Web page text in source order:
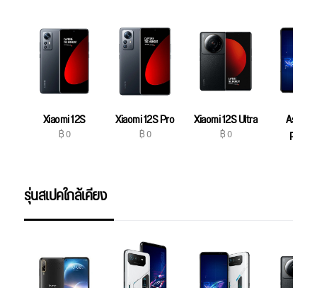
Xiaomi 12S
฿ 0
Xiaomi 12S Pro
฿ 0
Xiaomi 12S Ultra
฿ 0
Asus
รุ่นสเปคใกล้เคียง